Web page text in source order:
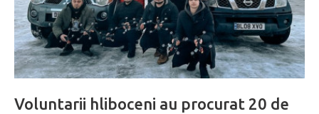
Voluntarii hliboceni au procurat 20 de